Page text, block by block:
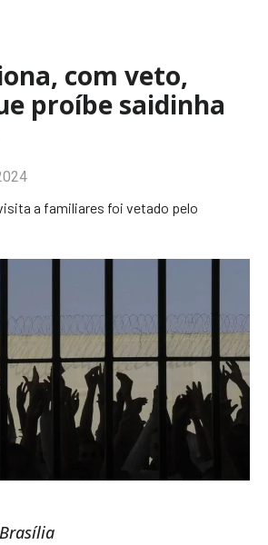
com veto,
proíbe saidinha
a familiares foi vetado pelo